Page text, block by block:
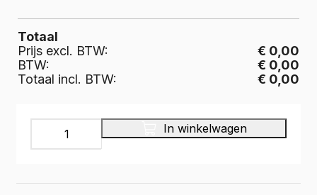
Totaal
Prijs excl. BTW:
€ 0,00
BTW:
€ 0,00
Totaal incl. BTW:
€ 0,00
INFINITY
Bedrijfswageninrichting,
In winkelwagen